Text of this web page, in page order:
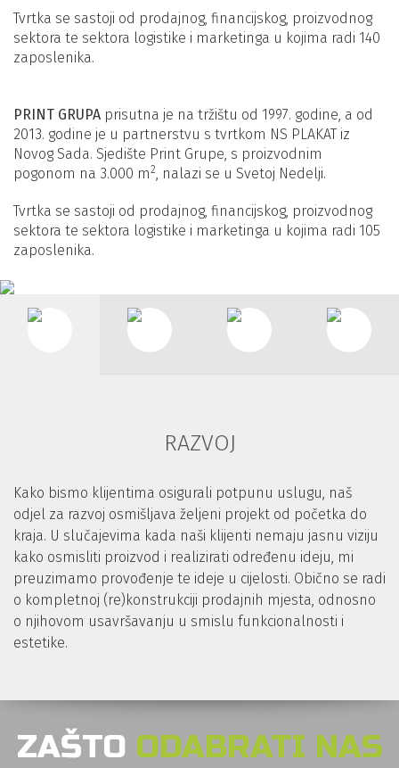
Tvrtka se sastoji od prodajnog, financijskog, proizvodnog
sektora te sektora logistike i marketinga u kojima radi 140
zaposlenika.
PRINT GRUPA prisutna je na tržištu od 1997. godine, a od
2013. godine je u partnerstvu s tvrtkom NS PLAKAT iz
Novog Sada. Sjedište Print Grupe, s proizvodnim
pogonom na 3.000 m2 , nalazi se u Svetoj Nedelji.
Tvrtka se sastoji od prodajnog, financijskog, proizvodnog
sektora te sektora logistike i marketinga u kojima radi 105
zaposlenika.
RAZVOJ
Kako bismo klijentima osigurali potpunu uslugu, naš
odjel za razvoj osmišljava željeni projekt od početka do
kraja. U slučajevima kada naši klijenti nemaju jasnu viziju
kako osmisliti proizvod i realizirati određenu ideju, mi
preuzimamo provođenje te ideje u cijelosti. Obično se radi
o kompletnoj (re)konstrukciji prodajnih mjesta, odnosno
o njihovom usavršavanju u smislu funkcionalnosti i
estetike.
ZAŠTO ODABRATI NAS